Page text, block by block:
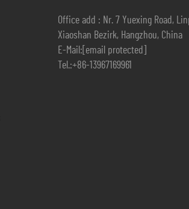
Office add : Nr. 7 Yuexing Road,
Xiaoshan Bezirk, Hangzhou, China
E-Mail: [email protected]
Tel.:+86-13967169961